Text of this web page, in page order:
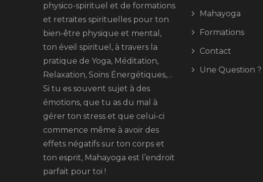
physico-spirituel et de formations
et retraites spirituelles pour ton
bien-être physique et mental,
ton éveil spirituel, à travers la
pratique de Yoga, Méditation,
Relaxation, Soins Énergétiques,…
Si tu es souvent sujet à des
émotions, que tu as du mal à
gérer ton stress et que celui-ci
commence même à avoir des
effets négatifs sur ton corps et
ton esprit, Mahayoga est l’endroit
parfait pour toi !
Mahayoga
Formations
Contact
Une Question ?